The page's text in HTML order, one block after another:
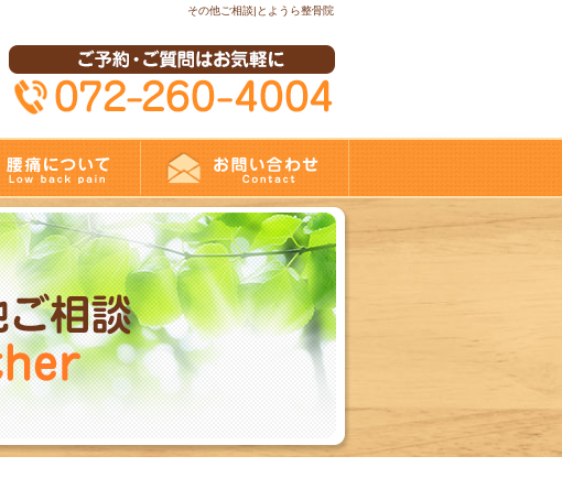
その他ご相談|とようら整骨院